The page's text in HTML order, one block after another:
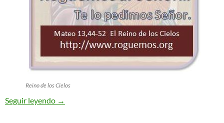
Reino de los Cielos
Seguir leyendo Reino de los Cielos
→